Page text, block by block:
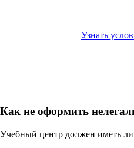
Узнать
Как не оформить
Учебный центр должен иметь